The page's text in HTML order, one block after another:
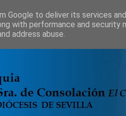
Google to deliver its services
with performance and
address abuse.